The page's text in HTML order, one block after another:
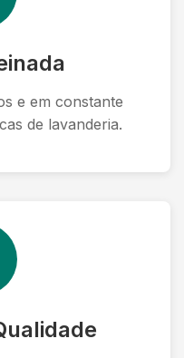
e em constante
de lavanderia.